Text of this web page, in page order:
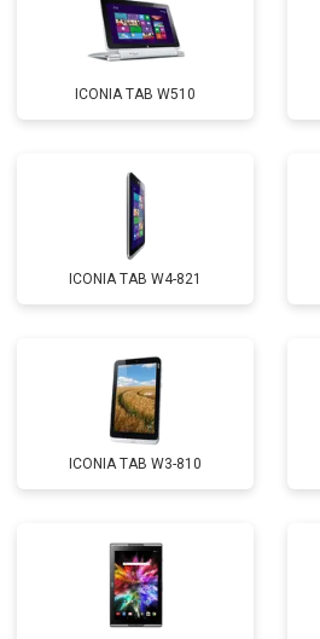
ICONIA TAB W510
ICONIA TAB W4-821
ICONIA TAB W3-810